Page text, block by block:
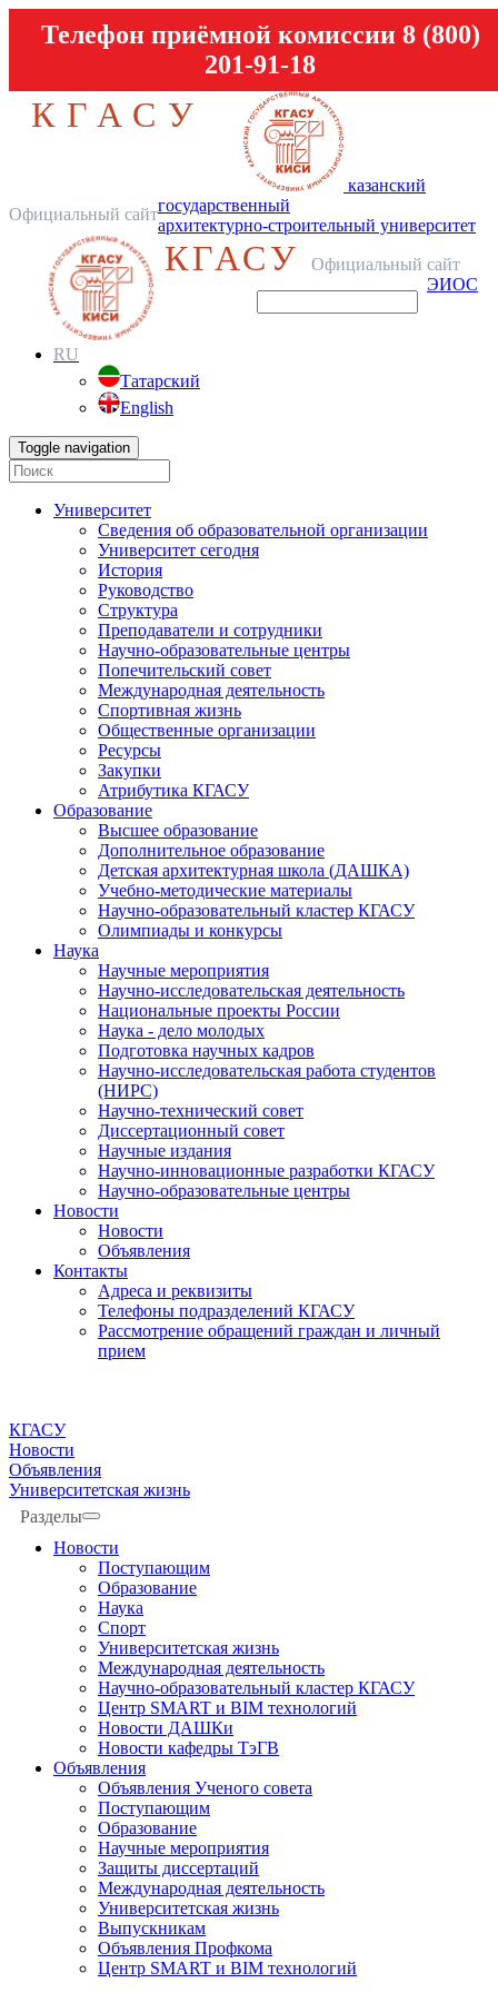
Телефон приёмной комиссии 8 (800)
201-91-18
КГАСУ
Официальный сайт
казанский
государственный
архитектурно-строительный университет
КГАСУ
Официальный сайт
ЭИОС
RU
Татарский
English
Toggle navigation
Университет
Сведения об образовательной организации
Университет сегодня
История
Руководство
Структура
Преподаватели и сотрудники
Научно-образовательные центры
Попечительский совет
Международная деятельность
Спортивная жизнь
Общественные организации
Ресурсы
Закупки
Атрибутика КГАСУ
Образование
Высшее образование
Дополнительное образование
Детская архитектурная школа (ДАШКА)
Учебно-методические материалы
Научно-образовательный кластер КГАСУ
Олимпиады и конкурсы
Наука
Научные мероприятия
Научно-исследовательская деятельность
Национальные проекты России
Наука - дело молодых
Подготовка научных кадров
Научно-исследовательская работа студентов
(НИРС)
Научно-технический совет
Диссертационный совет
Научные издания
Научно-инновационные разработки КГАСУ
Научно-образовательные центры
Новости
Новости
Объявления
Контакты
Адреса и реквизиты
Телефоны подразделений КГАСУ
Рассмотрение обращений граждан и личный
прием
КГАСУ
Новости
Объявления
Университетская жизнь
Разделы
Новости
Поступающим
Образование
Наука
Спорт
Университетская жизнь
Международная деятельность
Научно-образовательный кластер КГАСУ
Центр SMART и BIM технологий
Новости ДАШКи
Новости кафедры ТэГВ
Объявления
Объявления Ученого совета
Поступающим
Образование
Научные мероприятия
Защиты диссертаций
Международная деятельность
Университетская жизнь
Выпускникам
Объявления Профкома
Центр SMART и BIM технологий